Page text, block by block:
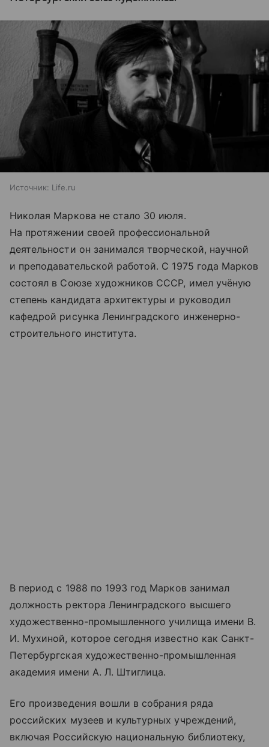
Источник: Life.ru
Николая Маркова не стало 30 июля.
На протяжении своей профессиональной
деятельности он занимался творческой, научной
и преподавательской работой. С 1975 года Марков
состоял в Союзе художников СССР, имел учёную
степень кандидата архитектуры и руководил
кафедрой рисунка Ленинградского инженерно-
строительного института.
В период с 1988 по 1993 год Марков занимал
должность ректора Ленинградского высшего
художественно-промышленного училища имени В.
И. Мухиной, которое сегодня известно как Санкт-
Петербургская художественно-промышленная
академия имени А. Л. Штиглица.
Его произведения вошли в собрания ряда
российских музеев и культурных учреждений,
включая Российскую национальную библиотеку,